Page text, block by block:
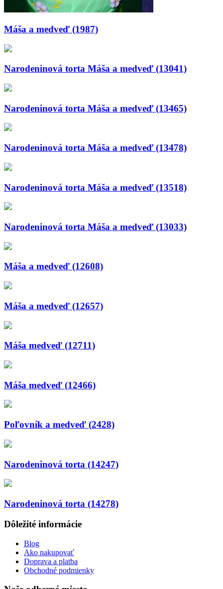
Máša a medveď (1987)
Narodeninová torta Máša a medveď (13041)
Narodeninová torta Máša a medveď (13465)
Narodeninová torta Máša a medveď (13478)
Narodeninová torta Máša a medveď (13518)
Narodeninová torta Máša a medveď (13033)
Máša a medveď (12608)
Máša a medveď (12657)
Máša medveď (12711)
Máša medveď (12466)
Poľovník a medveď (2428)
Narodeninová torta (14247)
Narodeninová torta (14278)
Dôležité informácie
Blog
Ako nakupovať
Doprava a platba
Obchodné podmienky